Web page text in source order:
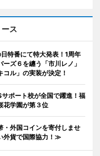
ス
特番にて特大発表！1周年
ズ６を纏う「市川レノ」
ル」の実装が決定！
ポート校が全国で躍進！福
花学園が第３位
・外国コインを寄付しませ
外貨で国際協力！≫